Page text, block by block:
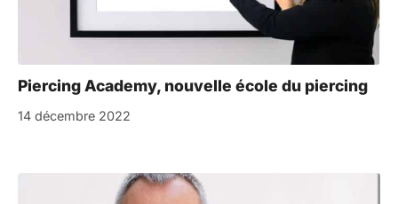
Piercing Academy, nouvelle école du piercing
14 décembre 2022